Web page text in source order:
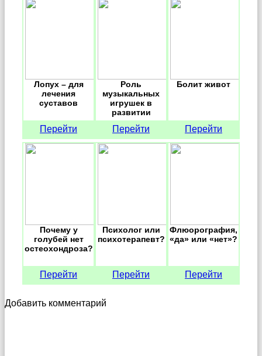
Лопух – для
лечения
суставов
Перейти
Роль
музыкальных
игрушек в
развитии
детских
способностей
Перейти
Болит живот
Перейти
Почему у
голубей нет
остеохондроза?
Перейти
Психолог или
психотерапевт?
Перейти
Флюорография,
«да» или «нет»?
Перейти
Добавить комментарий